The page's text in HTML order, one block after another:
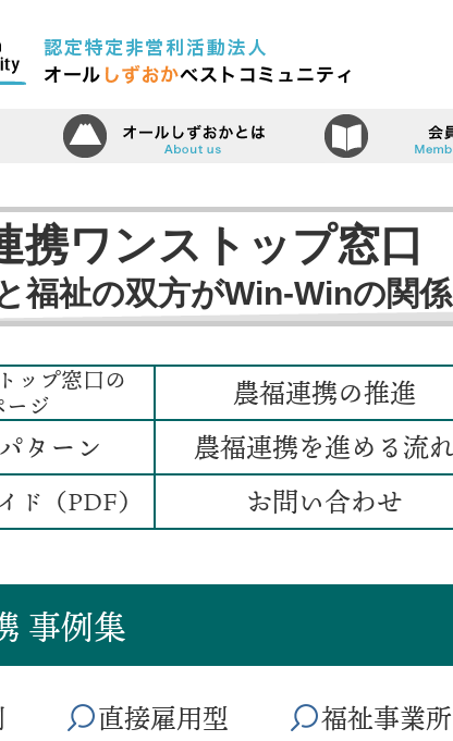
認定特定
ホーム オールしずおか
携ワンストップ窓口
福祉の双方がWin-Winの関
ップ窓口の
ージ
農福連携の推進
ターン 農福連携を進める流れ
ド（PDF） お問い合わせ
事例集
直接雇用型 福祉事業